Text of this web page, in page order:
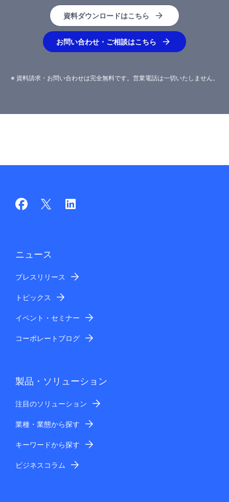
資料ダウンロードはこちら
お問い合わせ・ご相談はこちら
※ 資料請求・お問い合わせは完全無料です。営業電話は一切いたしません。
ニュース
プレスリリース
トピックス
イベント・セミナー
コーポレートブログ
製品・ソリューション
注目のソリューション
業種・業態から探す
キーワードから探す
ビジネスコラム